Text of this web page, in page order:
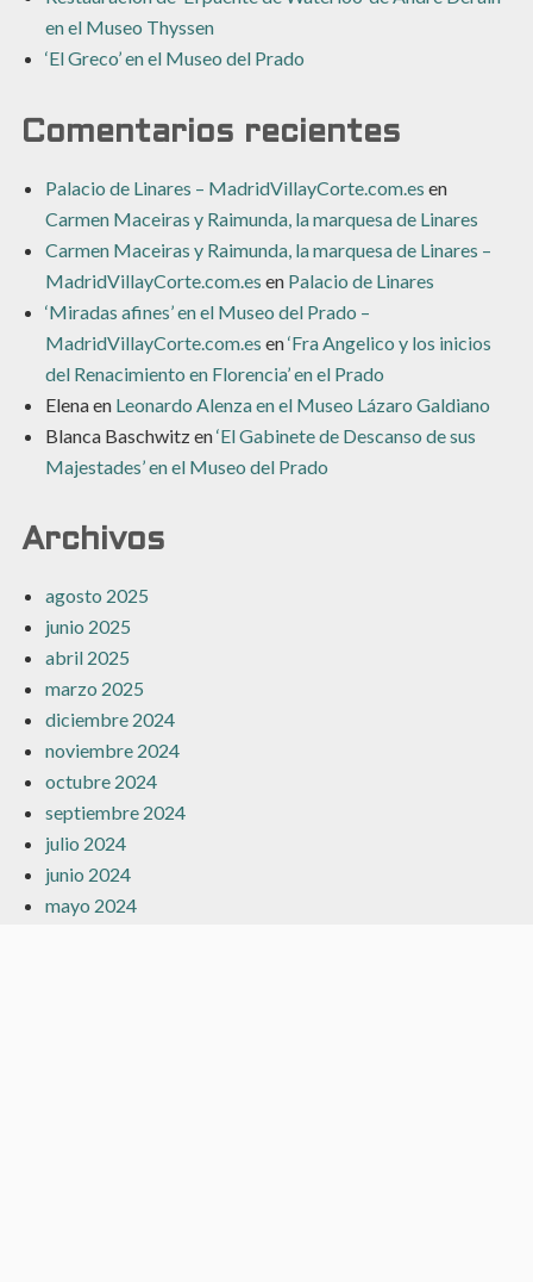
en el Museo Thyssen
‘El Greco’ en el Museo del Prado
Comentarios recientes
Palacio de Linares – MadridVillayCorte.com.es en
Carmen Maceiras y Raimunda, la marquesa de Linares
Carmen Maceiras y Raimunda, la marquesa de Linares –
MadridVillayCorte.com.es en Palacio de Linares
‘Miradas afines’ en el Museo del Prado –
MadridVillayCorte.com.es en‘Fra Angelico y los inicios
del Renacimiento en Florencia’ en el Prado
Elenaen Leonardo Alenza en el Museo Lázaro Galdiano
Blanca Baschwitzen‘El Gabinete de Descanso de sus
Majestades’ en el Museo del Prado
Archivos
agosto 2025
junio 2025
abril 2025
marzo 2025
diciembre 2024
noviembre 2024
octubre 2024
septiembre 2024
julio 2024
junio 2024
mayo 2024